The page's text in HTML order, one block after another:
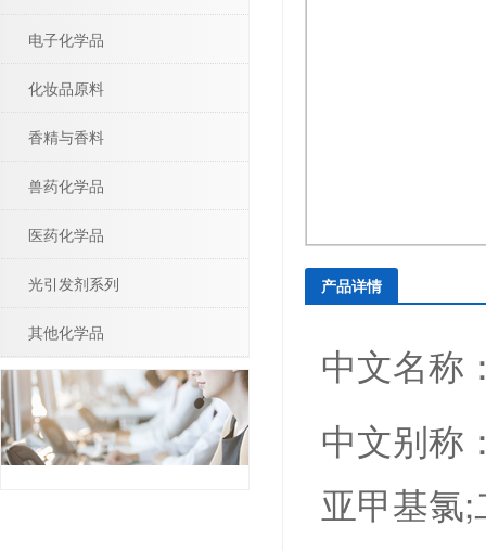
产品详情
中文名称
中文别称
亚甲基氯
电子化学品
化妆品原料
香精与香料
兽药化学品
医药化学品
光引发剂系列
其他化学品